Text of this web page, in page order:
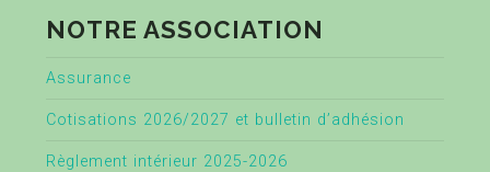
NOTRE ASSOCIATION
Assurance
Cotisations 2026/2027 et bulletin d’adhésion
Règlement intérieur 2025-2026